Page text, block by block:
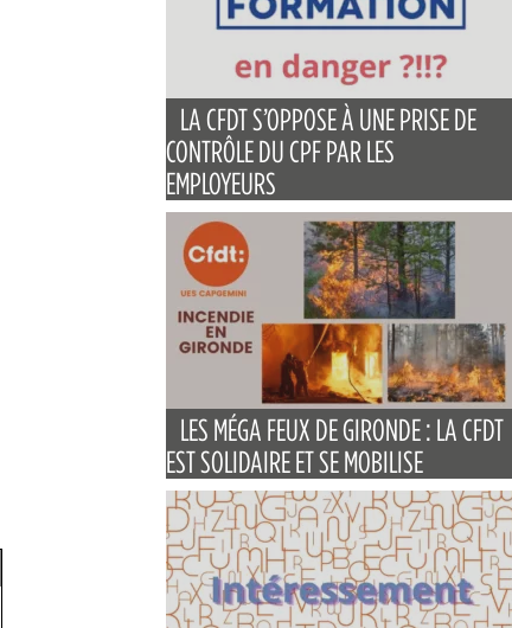
LA CFDT S’OPPOSE À UNE PRISE DE
CONTRÔLE DU CPF PAR LES
EMPLOYEURS
LES MÉGA FEUX DE GIRONDE : LA CFDT
EST SOLIDAIRE ET SE MOBILISE